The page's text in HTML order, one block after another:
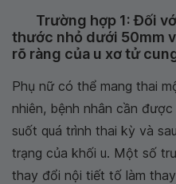
Trường hợp 1: Đối
thước nhỏ dưới 50mm
rõ ràng của u xơ tử
Phụ nữ có thể mang thai
nhiên, bệnh nhân cần
suốt quá trình thai kỳ và
trạng của khối u. Một số
thay đổi nội tiết tố làm